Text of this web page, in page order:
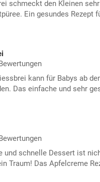
schmeckt den Kleinen
Ein gesundes Rezept
kann für Babys ab
Das einfache und sehr
und schnelle Dessert ist
Traum! Das Apfelcreme